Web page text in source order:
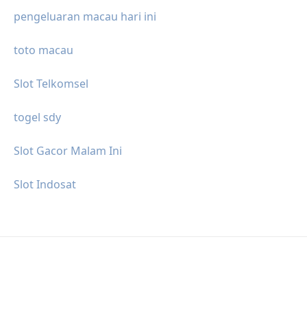
pengeluaran macau hari ini
toto macau
Slot Telkomsel
togel sdy
Slot Gacor Malam Ini
Slot Indosat